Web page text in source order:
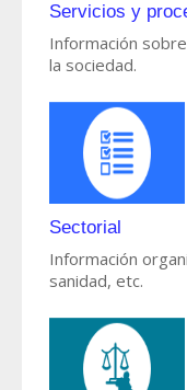
Servicios y
Información
la sociedad.
Sectorial
Información
sanidad, etc.